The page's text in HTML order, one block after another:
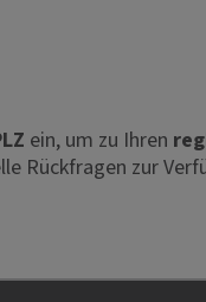
ein, um zu Ihren
Rückfragen zur